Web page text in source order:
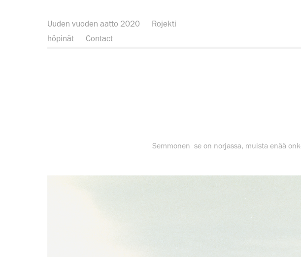
Uuden vuoden aatto 2020
Rojekti
höpinät
Contact
Semmonen se on norjassa, muista enää